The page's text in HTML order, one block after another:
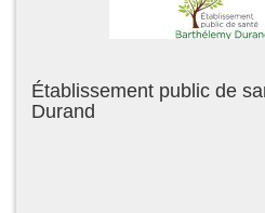
Établissement public de
Durand